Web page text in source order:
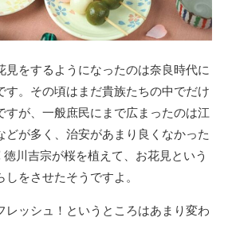
見をするようになったのは奈良時代に
す。その頃はまだ貴族たちの中でだけ
すが、一般庶民にまで広まったのは江
どが多く、治安があまり良くなかった
川吉宗が桜を植えて、お花見という
をさせたそうですよ。
レッシュ！というところはあまり変わ